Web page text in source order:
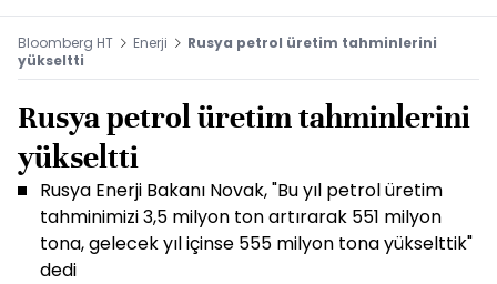
Bloomberg HT Enerji
Rusya petrol üretim tahminlerini
yükseltti
Rusya petrol üretim tahminlerini
yükseltti
Rusya Enerji Bakanı Novak, "Bu yıl petrol üretim
tahminimizi 3,5 milyon ton artırarak 551 milyon
tona, gelecek yıl içinse 555 milyon tona yükselttik"
dedi